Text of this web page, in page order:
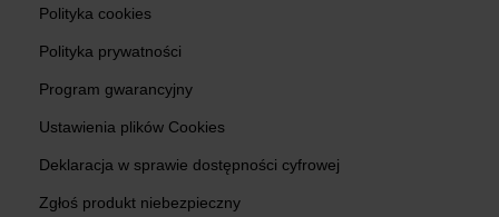
Polityka cookies
Polityka prywatności
Program gwarancyjny
Ustawienia plików Cookies
Deklaracja w sprawie dostępności cyfrowej
Zgłoś produkt niebezpieczny